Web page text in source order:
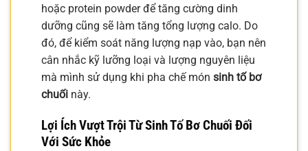
hoặc protein powder để tăng cường dinh
dưỡng cũng sẽ làm tăng tổng lượng calo. Do
đó, để kiểm soát năng lượng nạp vào, bạn nên
cân nhắc kỹ lưỡng loại và lượng nguyên liệu
mà mình sử dụng khi pha chế món sinh tố bơ
chuối này.
Lợi Ích Vượt Trội Từ Sinh Tố Bơ Chuối Đối
Với Sức Khỏe